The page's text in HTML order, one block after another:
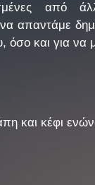
από
απαντάμε
και για να
κέφι